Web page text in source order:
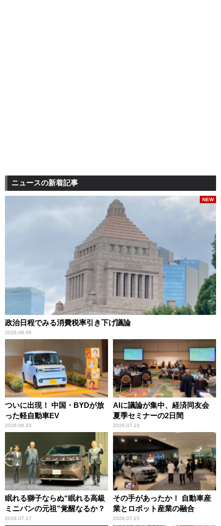
ニュースの新着記事
政治日程でみる消費税率引き下げ議論
2026.08.06
NEW
ついに出現！ 中国・BYDが放
った軽自動車EV
2026.08.03
AIに議論が集中、経済同友会
夏季セミナーの2日間
2026.07.23
眠れる獅子ならぬ“眠れる高級
ミニバンの元祖”覚醒なるか？
2026.07.17
その手があったか！ 自動車産
業とロボット産業の融合
2026.07.15